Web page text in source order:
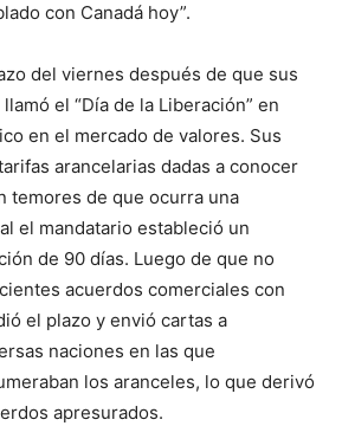
con Canadá hoy”.
del viernes después de que sus
el “Día de la Liberación” en
en el mercado de valores. Sus
arancelarias dadas a conocer
temores de que ocurra una
el mandatario estableció un
de 90 días. Luego de que no
acuerdos comerciales con
el plazo y envió cartas a
naciones en las que
los aranceles, lo que derivó
apresurados.